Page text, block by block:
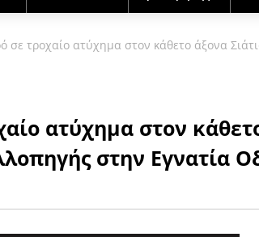
σε τροχαίο ατύχημα στον κάθετο άξονα
ατύχημα στον
στην Εγνατία